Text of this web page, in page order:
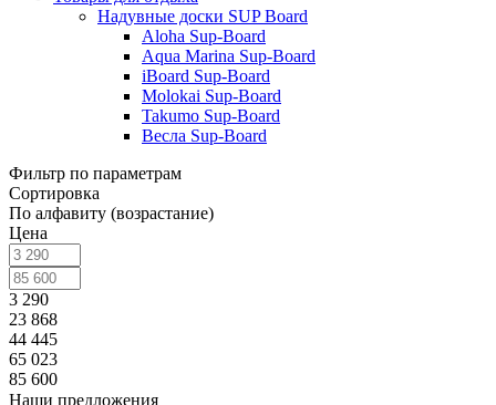
Надувные доски SUP Board
Aloha Sup-Board
Aqua Marina Sup-Board
iBoard Sup-Board
Molokai Sup-Board
Takumo Sup-Board
Весла Sup-Board
Фильтр по параметрам
Сортировка
По алфавиту (возрастание)
Цена
3 290
23 868
44 445
65 023
85 600
Наши предложения